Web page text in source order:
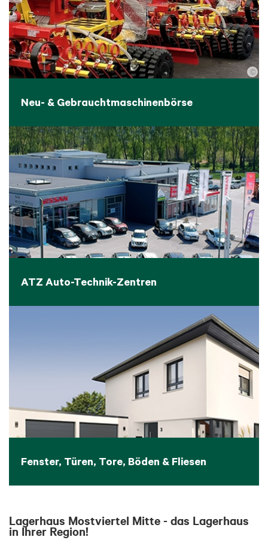
Neu- & Gebrauchtmaschinenbörse
©
ATZ Auto-Technik-Zentren
Fenster, Türen, Tore, Böden & Fliesen
Lagerhaus Mostviertel Mitte - das Lagerhaus
in Ihrer Region!